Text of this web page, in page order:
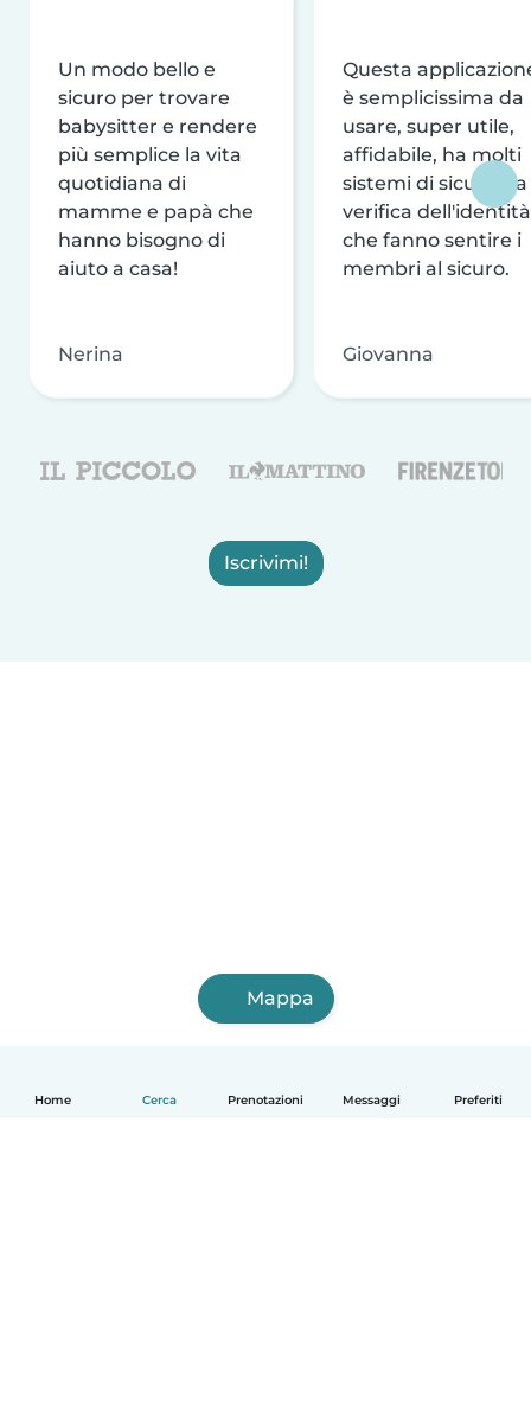
Home Cerca Prenotazioni Messaggi Preferiti
Un modo bello e
sicuro per trovare
babysitter e rendere
più semplice la vita
quotidiana di
mamme e papà che
hanno bisogno di
aiuto a casa!
Nerina
Questa
è semplicissima da
usare, super utile,
affidabile, ha molti
sistemi di sicurezza
verifica dell'identità
che fanno sentire i
membri al sicuro.
Giovanna
Iscrivimi!
Mappa